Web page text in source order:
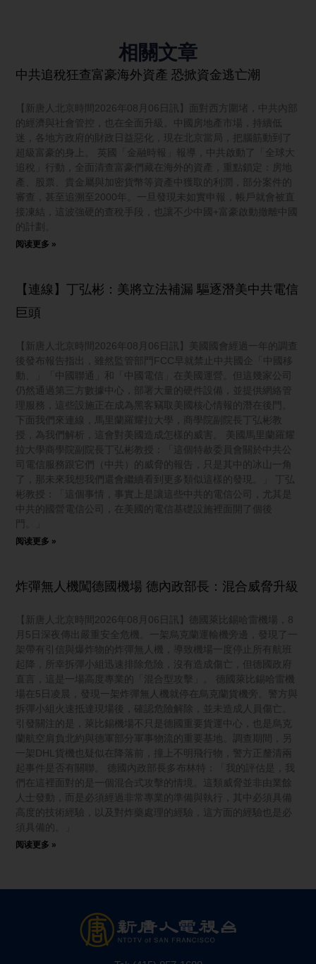
相關文章
中共追稅狂查富豪海外資產 恐掀資金逃亡潮
【新唐人北京時間2026年08月06日訊】面對西方圍堵，中共內部
的經濟與社會管控，也在全面升級。中國房地產市場，持續低
迷，各地方政府的財政日益惡化，現在北京當局，把腦筋動到了
超級富豪的身上。 英國「金融時報」報導，中共啟動了「全球大
追稅」行動，全面清查富豪們藏在海外的資產，重點鎖定：房地
產、股票、貴金屬與加密貨幣等資產中獲取的利潤，部分案件的
審查，甚至追溯至2000年。一旦發現未如實申報，帳戶就會被直
接凍結，這波強硬的查稅手段，也讓不少中國+富豪啟動撤離中國
的計劃。
阅读更多 »
【連線】丁弘彬：美將立法補漏 驅逐潛美中共電信
巨頭
【新唐人北京時間2026年08月06日訊】美國國會經過一年的調查
後發布報告指出，雖然監管部門FCC早就禁止中共國企「中國移
動、」「中國聯通」和「中國電信」在美國運營。但這幾家公司
仍然通過第三方數據中心，部署大量的硬件設備，並提供網絡管
理服務，這些設施正在成為黑客竊取美國核心情報的潛在後門。
下面我們來連線，馬里蘭羅耀拉大學，商學院副院長丁弘彬教
授，為我們解析，這會對美國造成怎樣的威害。 美國馬里蘭羅耀
拉大學商學院副院長丁弘彬教授：「這個特赦委員會關於中共公
司電信服務跟它們（中共）的威脅的報告，只是其中的冰山一角
了，那未來我想我們還會繼續看到更多類似這樣的發現。」 丁弘
彬教授：「這個事情，事實上是讓這些中共的電信公司，尤其是
中共的國營電信公司，在美國的電信基礎設施裡面開了個後
門。」
阅读更多 »
炸彈無人機闖德國機場 德內政部長：混合威脅升級
【新唐人北京時間2026年08月06日訊】德國萊比錫哈雷機場，8
月5日深夜傳出嚴重安全危機。一架烏克蘭運輸機旁邊，發現了一
架帶有引信與爆炸物的炸彈無人機，導致機場一度停止所有航班
起降，所幸拆彈小組迅速排除危險，沒有造成傷亡，但德國政府
直言，這是一場高度專業的「混合型攻擊」。 德國萊比錫哈雷機
場在5日凌晨，發現一架炸彈無人機就停在烏克蘭貨機旁。警方與
拆彈小組火速抵達現場後，確認危險解除，並未造成人員傷亡。
引發關注的是，萊比錫機場不只是德國重要貨運中心，也是烏克
蘭航空肩負北約與德軍部分軍事物流的重要基地。調查期間，另
一架DHL貨機也疑似在降落前，撞上不明飛行物，警方正釐清兩
起事件是否有關聯。 德國內政部長多布林特：「我的評估是，我
們在這裡面對的是一個混合式攻擊的情境。這類威脅並非由業餘
人士發動，而是必須經過非常專業的準備與執行，其中必須具備
高度的技術經驗，以及對炸藥處理的經驗，這方面的經驗也是必
須具備的。」
阅读更多 »